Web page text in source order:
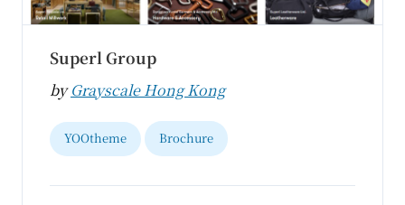
Superl Group
byGrayscale Hong Kong
YOOtheme Brochure